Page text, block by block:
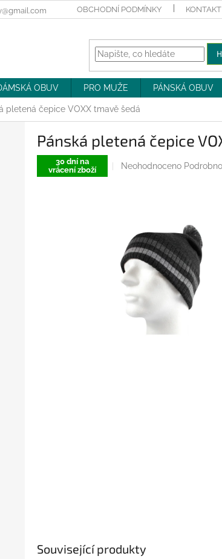
OBCHODNÍ PODMÍNKY KONTAKT
OBUV PRO MUŽE PÁNSKÁ OBUV
pletená čepice VOXX tmavě šedá
Pánská pletená čepice
30 dní na
vrácení zboží
Průměrné
hvězdiček.
Neohodnoceno
Související produkty